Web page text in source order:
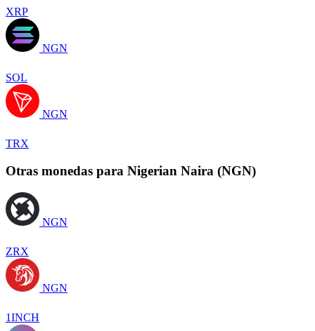
XRP
NGN
SOL
NGN
TRX
Otras monedas para Nigerian Naira (NGN)
NGN
ZRX
NGN
1INCH